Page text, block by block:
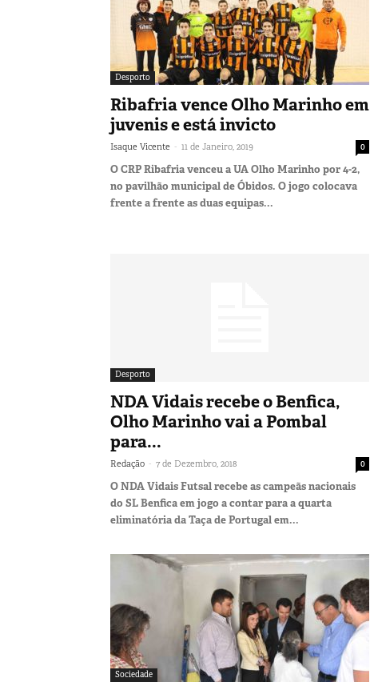
Desporto
Ribafria vence Olho Marinho em
juvenis e está invicto
Isaque Vicente - 11 de Janeiro, 2019 0
O CRP Ribafria venceu a UA Olho Marinho por 4-2,
no pavilhão municipal de Óbidos. O jogo colocava
frente a frente as duas equipas...
Desporto
NDA Vidais recebe o Benfica,
Olho Marinho vai a Pombal
para...
Redação - 7 de Dezembro, 2018 0
O NDA Vidais Futsal recebe as campeãs nacionais
do SL Benfica em jogo a contar para a quarta
eliminatória da Taça de Portugal em...
Sociedade